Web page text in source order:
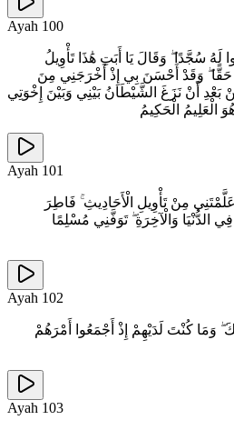
Ayah 100
سُجَّدًا ۖ وَقَالَ يَا أَبَتِ هَٰذَا تَأْوِيلُ
وَقَدْ أَحْسَنَ بِي إِذْ أَخْرَجَنِي مِنَ
بَعْدِ أَنْ نَزَغَ الشَّيْطَانُ بَيْنِي وَبَيْنَ إِخْوَتِي
الْعَلِيمُ الْحَكِيمُ
Ayah 101
مِنْ تَأْوِيلِ الْأَحَادِيثِ ۚ فَاطِرَ
الدُّنْيَا وَالْآخِرَةِ ۖ تَوَفَّنِي مُسْلِمًا
Ayah 102
وَمَا كُنْتَ لَدَيْهِمْ إِذْ أَجْمَعُوا أَمْرَهُمْ
Ayah 103